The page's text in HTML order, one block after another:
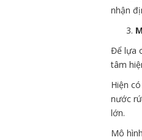
nhận
Để lựa
tâm
Hiện
nước
lớn.
Mô